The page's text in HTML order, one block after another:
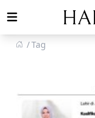
Open main menu
Tag